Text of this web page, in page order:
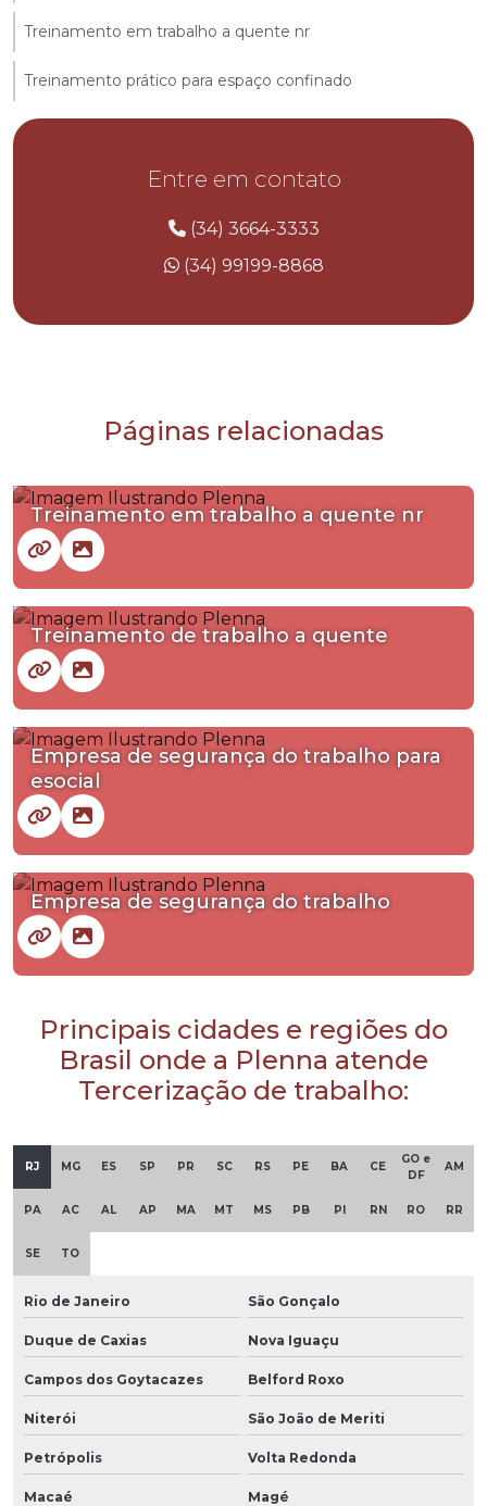
Treinamento em trabalho a quente nr
Treinamento prático para espaço confinado
Entre em contato
(34) 3664-3333
(34) 99199-8868
Páginas relacionadas
Treinamento em trabalho a quente nr
Treinamento de trabalho a quente
Empresa de segurança do trabalho para
esocial
Empresa de segurança do trabalho
Principais cidades e regiões do
Brasil onde a Plenna atende
Tercerização de trabalho:
RJ MG ES SP PR SC RS PE BA CE
GO e
DF
AM
PA AC AL AP MA MT MS PB PI RN RO RR
SE TO
Rio de Janeiro São Gonçalo
Duque de Caxias Nova Iguaçu
Campos dos Goytacazes Belford Roxo
Niterói São João de Meriti
Petrópolis Volta Redonda
Macaé Magé